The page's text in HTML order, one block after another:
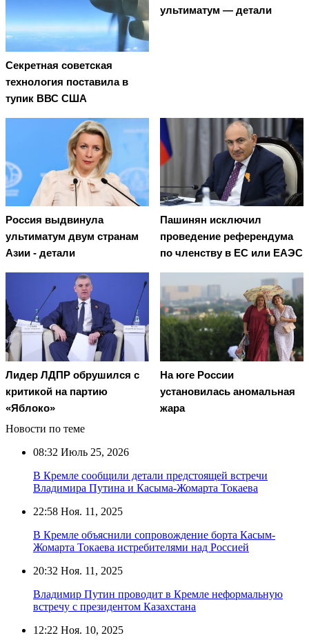
Секретная советская
технология поставила в
тупик ВВС США
ультиматум — детали
Россия выдвинула
ультиматум двум странам
Азии - детали
Пашинян исключил
проведение референдума
по членству в ЕС или ЕАЭС
Лидер ЛДПР обрушился с
критикой на партию
«Яблоко»
На юге России
установилась аномальная
жара
Новости по теме
08:32 Июль 25, 2026
В Кремле сообщили детали предстоящей встречи
Владимира Путина и Касыма-Жомарта Токаева
22:58 Ноя. 11, 2025
В Кремле объяснили сопровождение борта Касым-
Жомарта Токаева истребителями над Россией
20:32 Ноя. 11, 2025
Владимир Путин проводит в Кремле неформальную
встречу с президентом Казахстана
12:22 Ноя. 10, 2025